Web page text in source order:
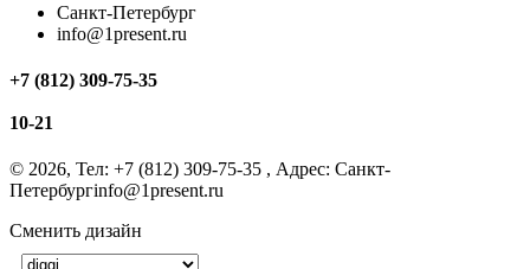
Санкт-Петербург
info@1present.ru
+7 (812) 309-75-35
10-21
© 2026, Тел: +7 (812) 309-75-35 , Адрес: Санкт-
Петербургinfo@1present.ru
Сменить дизайн